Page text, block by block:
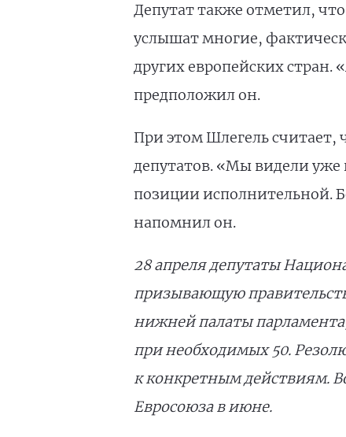
Депутат также отметил,
услышат многие,
других европейских
предположил он.
При этом Шлегель считает,
депутатов. «Мы видели уже
позиции исполнительной.
напомнил он.
28 апреля депутаты
призывающую
нижней палаты парламента,
при необходимых 50.
к конкретным действиям.
Евросоюза в июне.